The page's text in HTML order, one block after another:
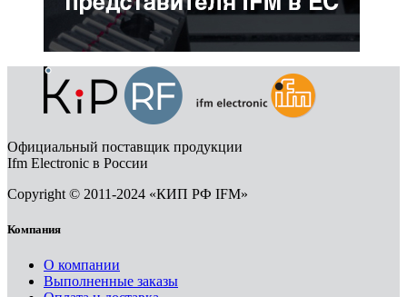
Официальный поставщик продукции
Ifm Electronic в России
Copyright © 2011-2024 «КИП РФ IFM»
Компания
О компании
Выполненные заказы